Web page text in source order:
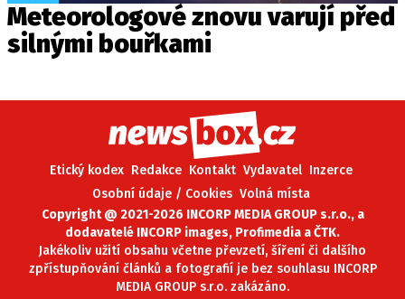
Meteorologové znovu varují před
silnými bouřkami
Etický kodex Redakce Kontakt Vydavatel Inzerce
Osobní údaje / Cookies Volná místa
Copyright @ 2021-2026 INCORP MEDIA GROUP s.r.o., a
dodavatelé INCORP images, Profimedia a ČTK.
Jakékoliv užití obsahu včetne převzetí, šíření či dalšího
zpřístupňování článků a fotografií je bez souhlasu INCORP
MEDIA GROUP s.r.o. zakázáno.